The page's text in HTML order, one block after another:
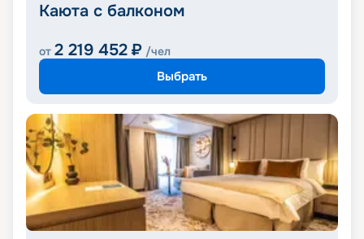
Каюта с балконом
от 2 219 452 ₽ /чел
Выбрать